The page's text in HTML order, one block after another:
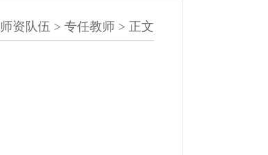
师资队伍 > 专任教师 > 正文